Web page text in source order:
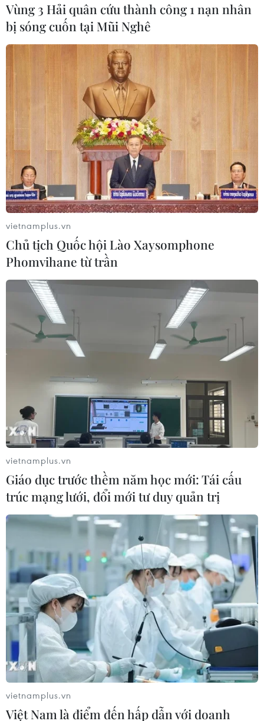
Vùng 3 Hải quân cứu thành công 1 nạn nhân
bị sóng cuốn tại Mũi Nghê
vietnamplus.vn
Chủ tịch Quốc hội Lào Xaysomphone
Phomvihane từ trần
vietnamplus.vn
Giáo dục trước thềm năm học mới: Tái cấu
trúc mạng lưới, đổi mới tư duy quản trị
vietnamplus.vn
Việt Nam là điểm đến hấp dẫn với doanh